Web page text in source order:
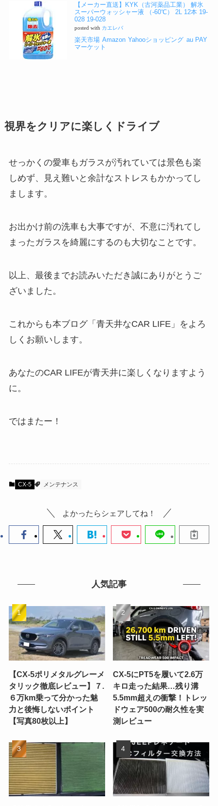
【メーカー直送】KYK（古河薬品工業） 解氷
スーパーウォッシャー液 （-60℃） 2L 12本 19-
028 19-028
posted with カエレバ
楽天市場 Amazon Yahooショッピング au PAY
マーケット
視界をクリアに楽しくドライブ
せっかくの愛車もガラスが汚れていては景色も楽
しめず、見え難いと余計なストレスもかかってし
まします。
お出かけ前の洗車も大事ですが、不意に汚れてし
まったガラスを綺麗にするのも大切なことです。
以上、最後までお読みいただき誠にありがとうご
ざいました。
これからも本ブログ「青天井なCAR LIFE」をよろ
しくお願いします。
あなたのCAR LIFEが青天井に楽しくなりますよう
に。
ではまたー！
CX-5 メンテナンス
よかったらシェアしてね！
人気記事
【CX-5ポリメタルグレーメ
タリック徹底レビュー】７.
６万km乗って分かった魅
力と後悔しないポイント
【写真80枚以上】
CX-5にPT5を履いて2.6万
キロ走った結果…残り溝
5.5mm超えの衝撃！トレッ
ドウェア500の耐久性を実
測レビュー